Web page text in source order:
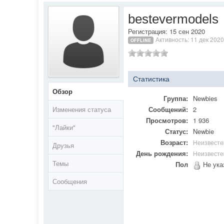
Обзор
Изменения статуса
"Лайки"
Друзья
Темы
Сообщения
bestevermodels
Регистрация: 15 сен 2020
OFFLINE
Активность: 11 дек
Статистика
Группа: Newbies
Сообщений: 2
Просмотров: 1 936
Статус: Newbie
Возраст:
День рождения:
Пол Не